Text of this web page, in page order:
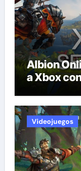
Albion
a Xbox
Videojuegos